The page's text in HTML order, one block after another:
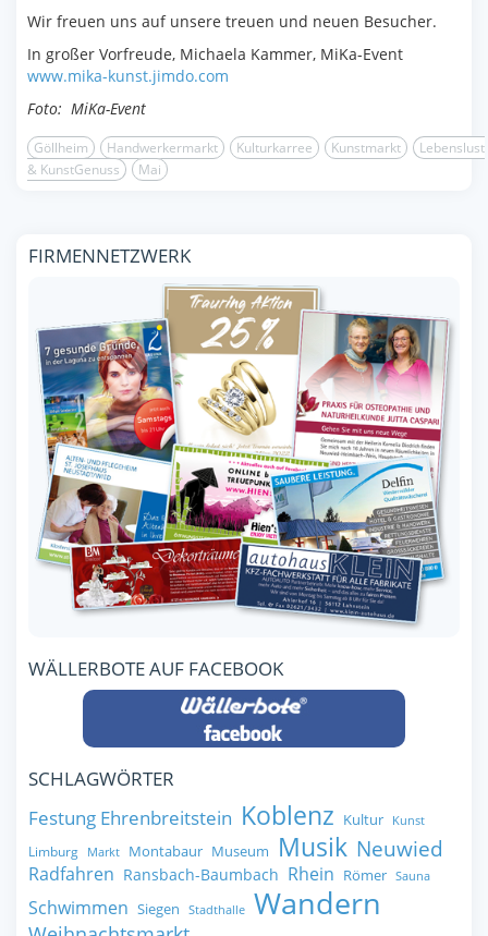
Wir freuen uns auf unsere treuen und neuen Besucher.
In großer Vorfreude, Michaela Kammer, MiKa-Event
www.mika-kunst.jimdo.com
Foto: MiKa-Event
Göllheim Handwerkermarkt Kulturkarree Kunstmarkt
Lebenslust
& KunstGenuss
Mai
FIRMENNETZWERK
WÄLLERBOTE AUF FACEBOOK
SCHLAGWÖRTER
Festung Ehrenbreitstein Koblenz Kultur Kunst
Limburg Markt Montabaur Museum Musik Neuwied
Radfahren Ransbach-Baumbach Rhein Römer Sauna
Schwimmen Siegen Stadthalle Wandern